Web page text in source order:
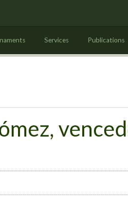
Services Publications